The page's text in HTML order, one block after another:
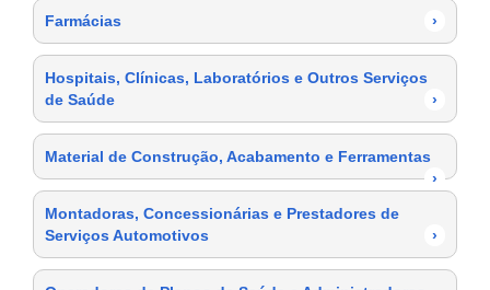
Farmácias ›
Hospitais, Clínicas, Laboratórios e Outros Serviços
de Saúde
›
Material de Construção, Acabamento e Ferramentas
›
Montadoras, Concessionárias e Prestadores de
Serviços Automotivos
›